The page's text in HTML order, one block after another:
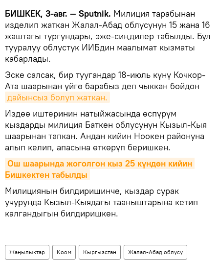
БИШКЕК, 3-авг. — Sputnik. Милиция тарабынан
изделип жаткан Жалал-Абад облусунун 15 жана 16
жаштагы тургундары, эже-сиңдилер табылды. Бул
тууралуу облустук ИИБдин маалымат кызматы
кабарлады.
Эске салсак, бир туугандар 18-июль күнү Кочкор-
Ата шаарынан үйгө барабыз деп чыккан бойдон
дайынсыз болуп жаткан.
Издөө иштеринин натыйжасында өспүрүм
кыздарды милиция Баткен облусунун Кызыл-Кыя
шаарынан тапкан. Андан кийин Ноокен районуна
алып келип, апасына өткөрүп беришкен.
Ош шаарында жоголгон кыз 25 күндөн кийин
Бишкектен табылды
Милициянын билдиришинче, кыздар сурак
учурунда Кызыл-Кыядагы тааныштарына кетип
калгандыгын билдиришкен.
Жаңылыктар Коом Кыргызстан Жалал-Абад облусу